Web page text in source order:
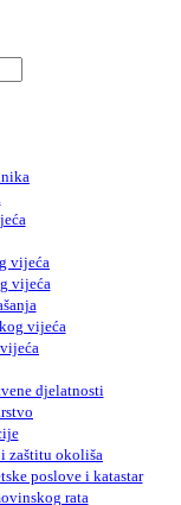
vijeća
vijeća
vijeća
djelatnosti
i zaštitu okoliša
poslove i katastar
rata